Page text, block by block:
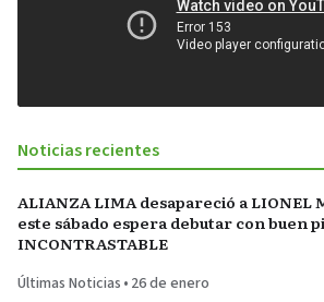
Noticias recientes
ALIANZA LIMA desapareció a LIONEL
este sábado espera debutar con buen
INCONTRASTABLE
Últimas Noticias • 26 de enero